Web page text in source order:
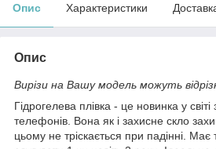
Опис Характеристики
Опис
Вирізи на Вашу модель можуть
Гідрогелева плівка - це новинка у світі
телефонів. Вона як і захисне скло
цьому не тріскається при падінні.